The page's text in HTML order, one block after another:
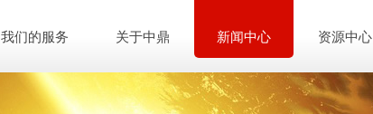
我们的服务 关于中鼎 新闻中心 资源中心